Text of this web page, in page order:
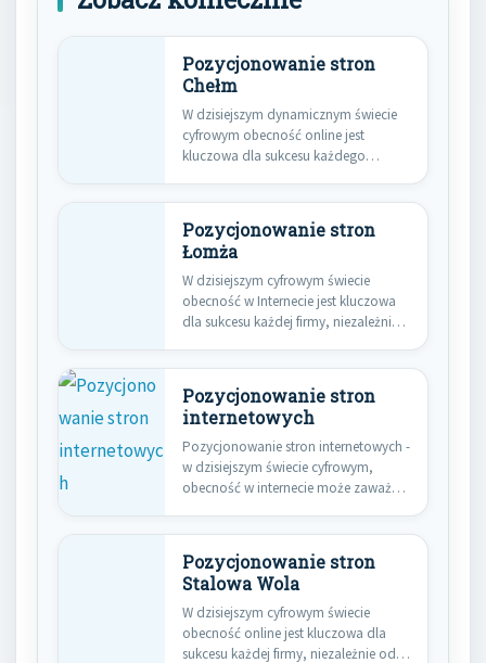
Pozycjonowanie stron
Chełm
W dzisiejszym dynamicznym świecie
cyfrowym obecność online jest
kluczowa dla sukcesu każdego
Pozycjonowanie stron
Łomża
W dzisiejszym cyfrowym świecie
obecność w Internecie jest kluczowa
dla sukcesu każdej firmy, niezależnie
Pozycjonowanie stron
internetowych
Pozycjonowanie stron internetowych -
w dzisiejszym świecie cyfrowym,
obecność w internecie może zaważyć
Pozycjonowanie stron
Stalowa Wola
W dzisiejszym cyfrowym świecie
obecność online jest kluczowa dla
sukcesu każdej firmy, niezależnie od